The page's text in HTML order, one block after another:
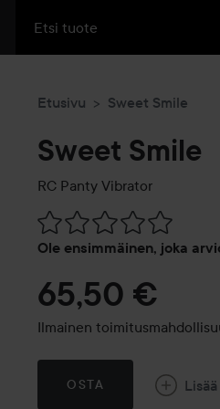
Etusivu Sweet Smile
Sweet Smile
RC Panty Vibrator
Ole ensimmäinen, joka
Siirtyä jhk Arvosana &
65,50 €
Ilmainen
OSTA Lisää